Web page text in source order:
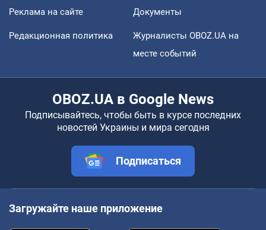
Реклама на сайте Документы
Редакционная политика
Журналисты OBOZ.UA на
месте событий
OBOZ.UA в Google News
Подписывайтесь, чтобы быть в курсе последних
новостей Украины и мира сегодня
Подписаться
Загружайте наше приложение